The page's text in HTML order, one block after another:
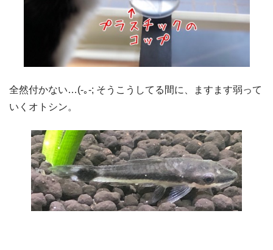
全然付かない…(-｡-; そうこうしてる間に、ますます弱って
いくオトシン。